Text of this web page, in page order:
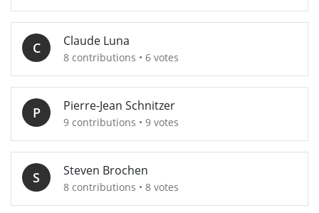
C Claude Luna
8 contributions • 6 votes
P Pierre-Jean Schnitzer
9 contributions • 9 votes
S Steven Brochen
8 contributions • 8 votes